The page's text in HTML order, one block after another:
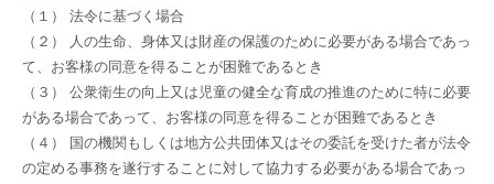
（１） 法令に基づく場合
（２） 人の生命、身体又は財産の保護のために必要がある場合であっ
て、お客様の同意を得ることが困難であるとき
（３） 公衆衛生の向上又は児童の健全な育成の推進のために特に必要
がある場合であって、お客様の同意を得ることが困難であるとき
（４） 国の機関もしくは地方公共団体又はその委託を受けた者が法令
の定める事務を遂行することに対して協力する必要がある場合であっ